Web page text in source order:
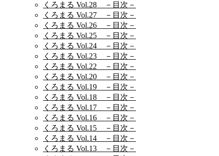
くろまる Vol.28 －目次－
くろまる Vol.27 －目次－
くろまる Vol.26 －目次－
くろまる Vol.25 －目次－
くろまる Vol.24 －目次－
くろまる Vol.23 －目次－
くろまる Vol.22 －目次－
くろまる Vol.20 －目次－
くろまる Vol.19 －目次－
くろまる Vol.18 －目次－
くろまる Vol.17 －目次－
くろまる Vol.16 －目次－
くろまる Vol.15 －目次－
くろまる Vol.14 －目次－
くろまる Vol.13 －目次－